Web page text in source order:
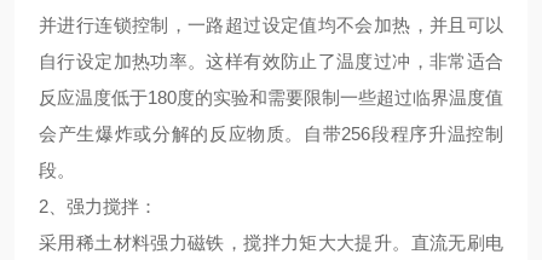
并进行连锁控制，一路超过设定值均不会加热，并且可以
自行设定加热功率。这样有效防止了温度过冲，非常适合
反应温度低于180度的实验和需要限制一些超过临界温度值
会产生爆炸或分解的反应物质。自带256段程序升温控制
段。
2、 强力搅拌 ：
采用稀土材料强力磁铁，搅拌力矩大大提升。直流无刷电